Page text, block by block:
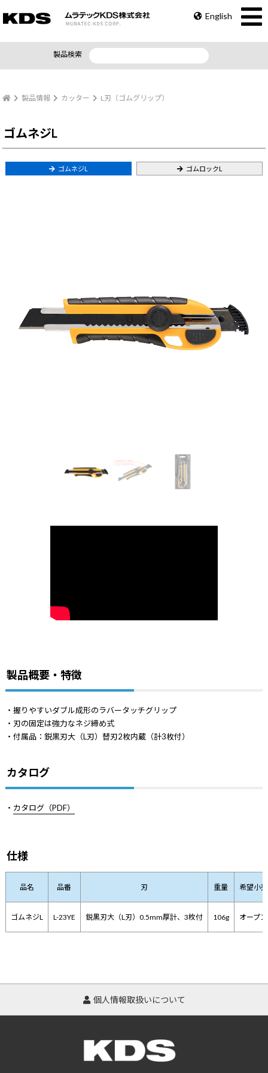
English
製品検索
製品情報 カッター L刃（ゴムグリップ）
ゴムネジL
ゴムネジL ゴムロックL
製品概要・特徴
・握りやすいダブル成形のラバータッチグリップ
・刃の固定は強力なネジ締め式
・付属品：鋭黒刃大（L刃）替刃2枚内蔵（計3枚付）
カタログ
・ カタログ（PDF）
仕様
品名 品番 刃 重量 希望小
ゴムネジL L-23YE 鋭黒刃大（L刃）0.5mm厚計、3枚付 106g オープ
個人情報取扱いについて